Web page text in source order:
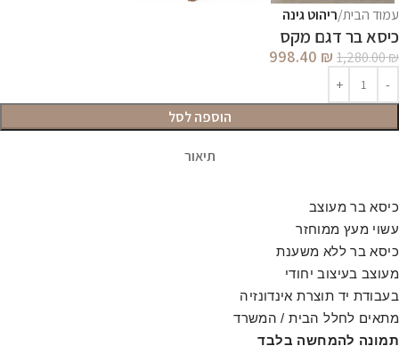
עמוד הבית ריהוט גינה
כיסא בר דגם מקס
1,280.00₪
998.40 ₪
הוספה לסל
תיאור
כיסא בר מעוצב
עשוי מעץ ממוחזר
כיסא בר ללא משענת
מעוצב בעיצוב יחודי
בעבודת יד תוצרת אינדונזיה
מתאים לחלל הבית / המשרד
תמונה להמחשה בלבד